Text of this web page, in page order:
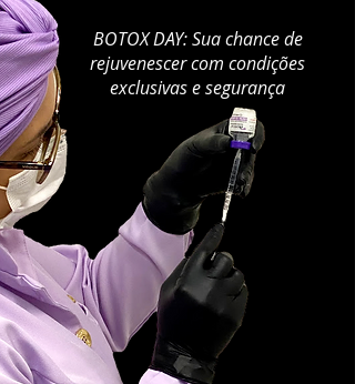
BOTOX DAY: Sua chance de
rejuvenescer com condições
exclusivas e segurança